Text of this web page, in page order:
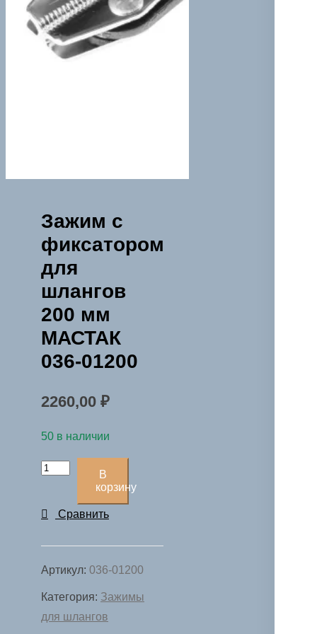
Зажим с
фиксатором
для
шлангов
200 мм
МАСТАК
036-01200
2260,00 ₽
50 в наличии
Количество
фиксатором
для
мм
В
корзину
Сравнить
Артикул: 036-01200
Категория: Зажимы
для шлангов